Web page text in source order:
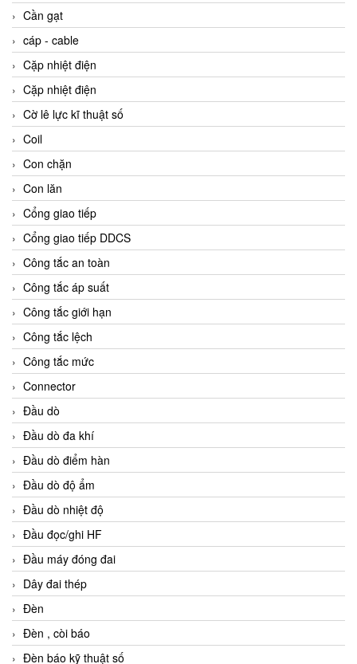
Cần gạt
cáp - cable
Cặp nhiệt điện
Cặp nhiệt điện
Cờ lê lực kĩ thuật số
Coil
Con chặn
Con lăn
Cổng giao tiếp
Cổng giao tiếp DDCS
Công tắc an toàn
Công tắc áp suất
Công tắc giới hạn
Công tắc lệch
Công tắc mức
Connector
Đầu dò
Đầu dò đa khí
Đầu dò điểm hàn
Đầu dò độ ẩm
Đầu dò nhiệt độ
Đầu đọc/ghi HF
Đầu máy đóng đai
Dây đai thép
Đèn
Đèn , còi báo
Đèn báo kỹ thuật số